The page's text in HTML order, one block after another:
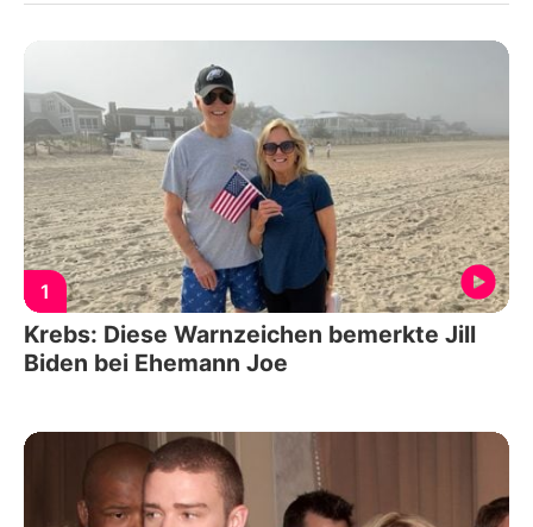
1
Krebs: Diese Warnzeichen bemerkte Jill
Biden bei Ehemann Joe